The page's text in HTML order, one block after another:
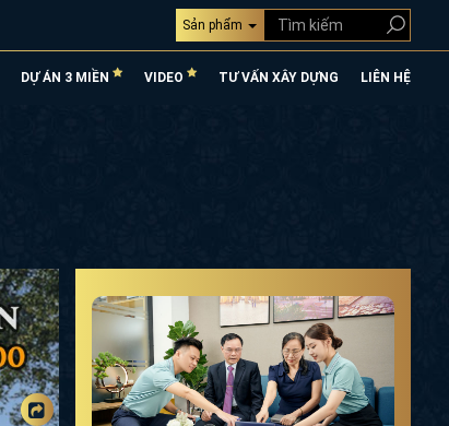
Sản phẩm
DỰ ÁN 3 MIỀN VIDEO TƯ VẤN XÂY DỰNG LIÊN HỆ